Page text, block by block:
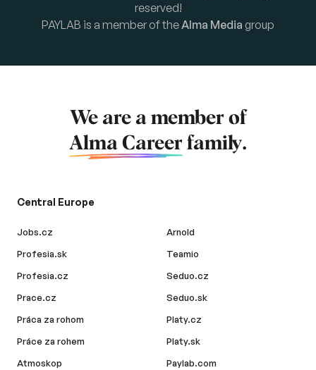
reserved!
PAYLAB is a member of theAlma Media group
We are a member of
Alma Career family.
Central Europe
Jobs.cz
Profesia.sk
Profesia.cz
Prace.cz
Práca za rohom
Práce za rohem
Atmoskop
Arnold
Teamio
Seduo.cz
Seduo.sk
Platy.cz
Platy.sk
Paylab.com